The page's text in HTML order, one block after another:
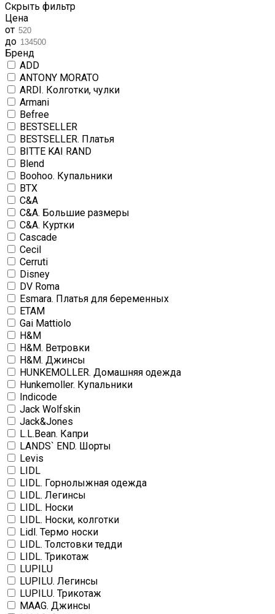
Скрыть фильтр
Цена
от
до
Бренд
ADD
ANTONY MORATO
ARDI. Колготки, чулки
Armani
Befree
BESTSELLER
BESTSELLER. Платья
BITTE KAI RAND
Blend
Boohoo. Купальники
BTX
C&A
C&A. Большие размеры
C&A. Куртки
Cascade
Cecil
Cerruti
Disney
DV Roma
Esmara. Платья для беременных
ETAM
Gai Mattiolo
H&M
H&M. Ветровки
H&M. Джинсы
HUNKEMOLLER. Домашняя одежда
Hunkemoller. Купальники
Indicode
Jack Wolfskin
Jack&Jones
L.L.Bean. Капри
LANDS` END. Шорты
Levis
LIDL
LIDL. Горнолыжная одежда
LIDL. Легинсы
LIDL. Носки
LIDL. Носки, колготки
Lidl. Термо носки
LIDL. Толстовки тедди
LIDL. Трикотаж
LUPILU
LUPILU. Легинсы
LUPILU. Трикотаж
MAAG. Джинсы